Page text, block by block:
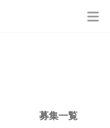
募集一覧